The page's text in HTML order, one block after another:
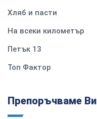
Хляб и пасти
На всеки километър
Петък 13
Топ Фактор
Препоръчваме Ви